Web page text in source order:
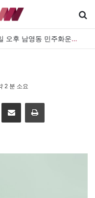
유가협 창립 40주년 기념식…12일 오후 남영동 민주화운동기념관
2 분 소요
이메일